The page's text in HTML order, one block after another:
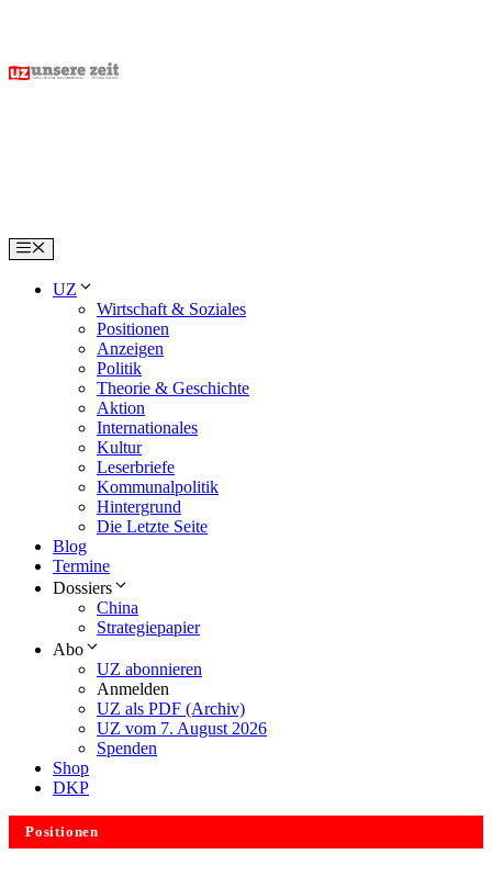
content
Menu
UZ
Wirtschaft & Soziales
Positionen
Anzeigen
Politik
Theorie & Geschichte
Aktion
Internationales
Kultur
Leserbriefe
Kommunalpolitik
Hintergrund
Die Letzte Seite
Blog
Termine
Dossiers
China
Strategiepapier
Abo
UZ abonnieren
Anmelden
UZ als PDF (Archiv)
UZ vom 7. August 2026
Spenden
Shop
DKP
Positionen